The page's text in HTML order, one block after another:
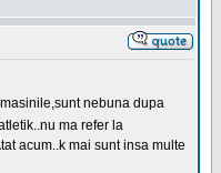
nebuna dupa
ma refer la
acum..k mai sunt insa multe